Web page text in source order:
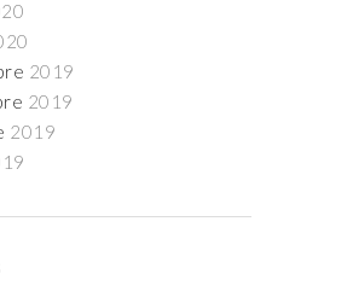
2019
2019
2019